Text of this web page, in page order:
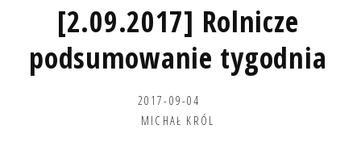
[2.09.2017] Rolnicze
podsumowanie tygodnia
2017-09-04
MICHAŁ KRÓL